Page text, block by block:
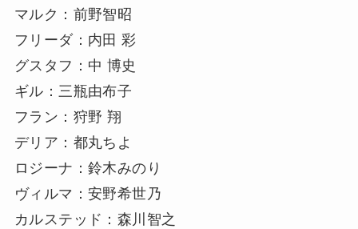
マルク：前野智昭
フリーダ：内田 彩
グスタフ：中 博史
ギル：三瓶由布子
フラン：狩野 翔
デリア：都丸ちよ
ロジーナ：鈴木みのり
ヴィルマ：安野希世乃
カルステッド：森川智之